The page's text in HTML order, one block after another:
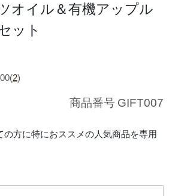
オイル＆有機アップル
ット
(2)
商品番号 GIFT007
の方に特におススメの人気商品を専用